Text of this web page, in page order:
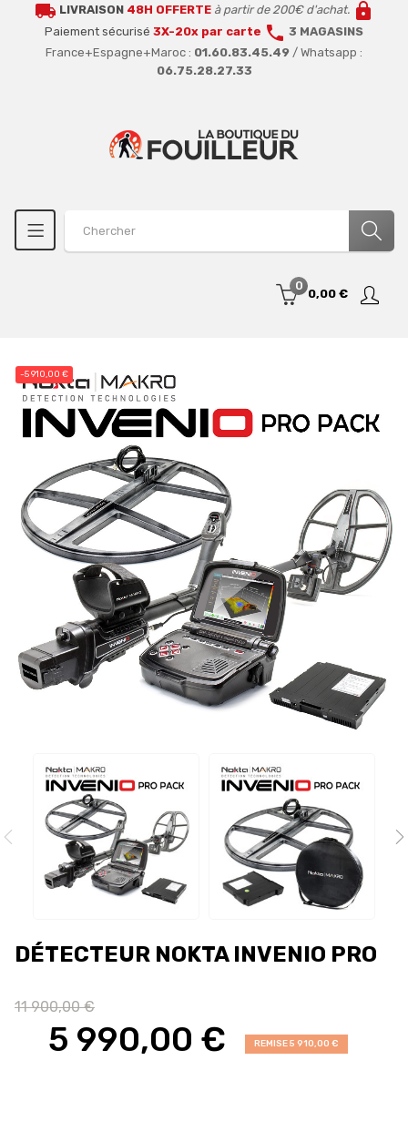
local_shipping LIVRAISON 48H OFFERTE à partir de 200€ d'achat. lock
Paiement sécurisé 3X-20x par carte call 3 MAGASINS
France+Espagne+Maroc : 01.60.83.45.49 / Whatsapp :
06.75.28.27.33
0
0,00 €
-5 910,00 €
DÉTECTEUR NOKTA INVENIO PRO
11 900,00 €
5 990,00 € REMISE 5 910,00 €